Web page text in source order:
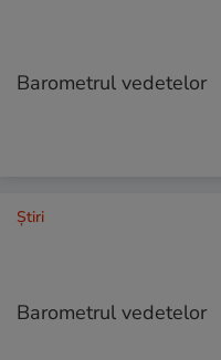
Barometrul vedetelor
Ştiri
Barometrul vedetelor